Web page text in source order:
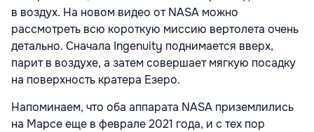
в воздух. На новом видео от NASA можно
рассмотреть всю короткую миссию вертолета очень
детально. Сначала Ingenuity поднимается вверх,
парит в воздухе, а затем совершает мягкую посадку
на поверхность кратера Езеро.
Напоминаем, что оба аппарата NASA приземлились
на Марсе еще в феврале 2021 года, и с тех пор